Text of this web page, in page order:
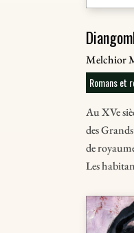
Melchior
Romans et
Au XVe
des
de
Les